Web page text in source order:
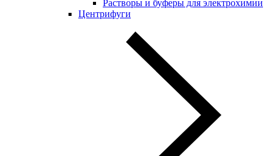
Растворы и буферы для электрохимии
Центрифуги